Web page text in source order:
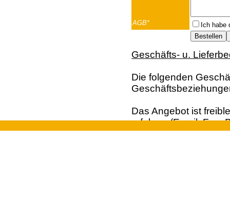
AGB* Ich habe
Geschäfts- u.
Die folgenden
Das Angebot ist
erfolgen (Email; Fax;
Vertragsangebot. Die